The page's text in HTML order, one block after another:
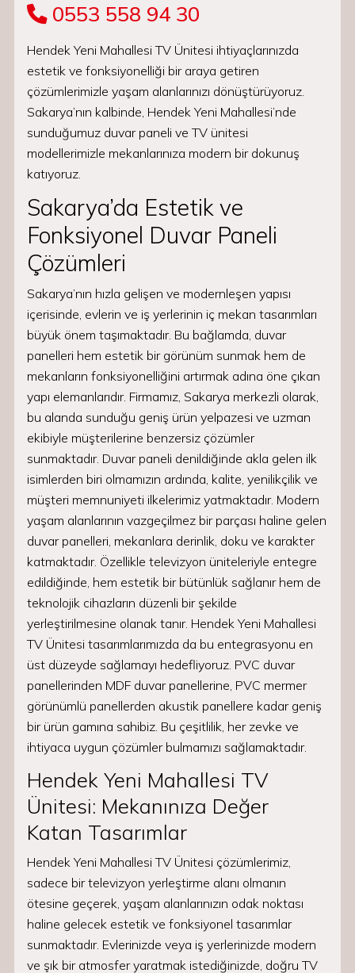
0553 558 94 30
Hendek Yeni Mahallesi TV Ünitesi ihtiyaçlarınızda
estetik ve fonksiyonelliği bir araya getiren
çözümlerimizle yaşam alanlarınızı dönüştürüyoruz.
Sakarya’nın kalbinde, Hendek Yeni Mahallesi’nde
sunduğumuz duvar paneli ve TV ünitesi
modellerimizle mekanlarınıza modern bir dokunuş
katıyoruz.
Sakarya’da Estetik ve
Fonksiyonel Duvar Paneli
Çözümleri
Sakarya’nın hızla gelişen ve modernleşen yapısı
içerisinde, evlerin ve iş yerlerinin iç mekan tasarımları
büyük önem taşımaktadır. Bu bağlamda, duvar
panelleri hem estetik bir görünüm sunmak hem de
mekanların fonksiyonelliğini artırmak adına öne çıkan
yapı elemanlarıdır. Firmamız, Sakarya merkezli olarak,
bu alanda sunduğu geniş ürün yelpazesi ve uzman
ekibiyle müşterilerine benzersiz çözümler
sunmaktadır. Duvar paneli denildiğinde akla gelen ilk
isimlerden biri olmamızın ardında, kalite, yenilikçilik ve
müşteri memnuniyeti ilkelerimiz yatmaktadır. Modern
yaşam alanlarının vazgeçilmez bir parçası haline gelen
duvar panelleri, mekanlara derinlik, doku ve karakter
katmaktadır. Özellikle televizyon üniteleriyle entegre
edildiğinde, hem estetik bir bütünlük sağlanır hem de
teknolojik cihazların düzenli bir şekilde
yerleştirilmesine olanak tanır. Hendek Yeni Mahallesi
TV Ünitesi tasarımlarımızda da bu entegrasyonu en
üst düzeyde sağlamayı hedefliyoruz. PVC duvar
panellerinden MDF duvar panellerine, PVC mermer
görünümlü panellerden akustik panellere kadar geniş
bir ürün gamına sahibiz. Bu çeşitlilik, her zevke ve
ihtiyaca uygun çözümler bulmamızı sağlamaktadır.
Hendek Yeni Mahallesi TV
Ünitesi: Mekanınıza Değer
Katan Tasarımlar
Hendek Yeni Mahallesi TV Ünitesi çözümlerimiz,
sadece bir televizyon yerleştirme alanı olmanın
ötesine geçerek, yaşam alanlarınızın odak noktası
haline gelecek estetik ve fonksiyonel tasarımlar
sunmaktadır. Evlerinizde veya iş yerlerinizde modern
ve şık bir atmosfer yaratmak istediğinizde, doğru TV